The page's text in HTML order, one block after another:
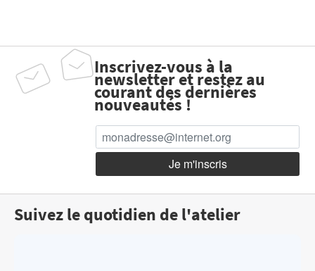
Inscrivez-vous à la
newsletter et restez au
courant des dernières
nouveautés !
Suivez le quotidien de l'atelier